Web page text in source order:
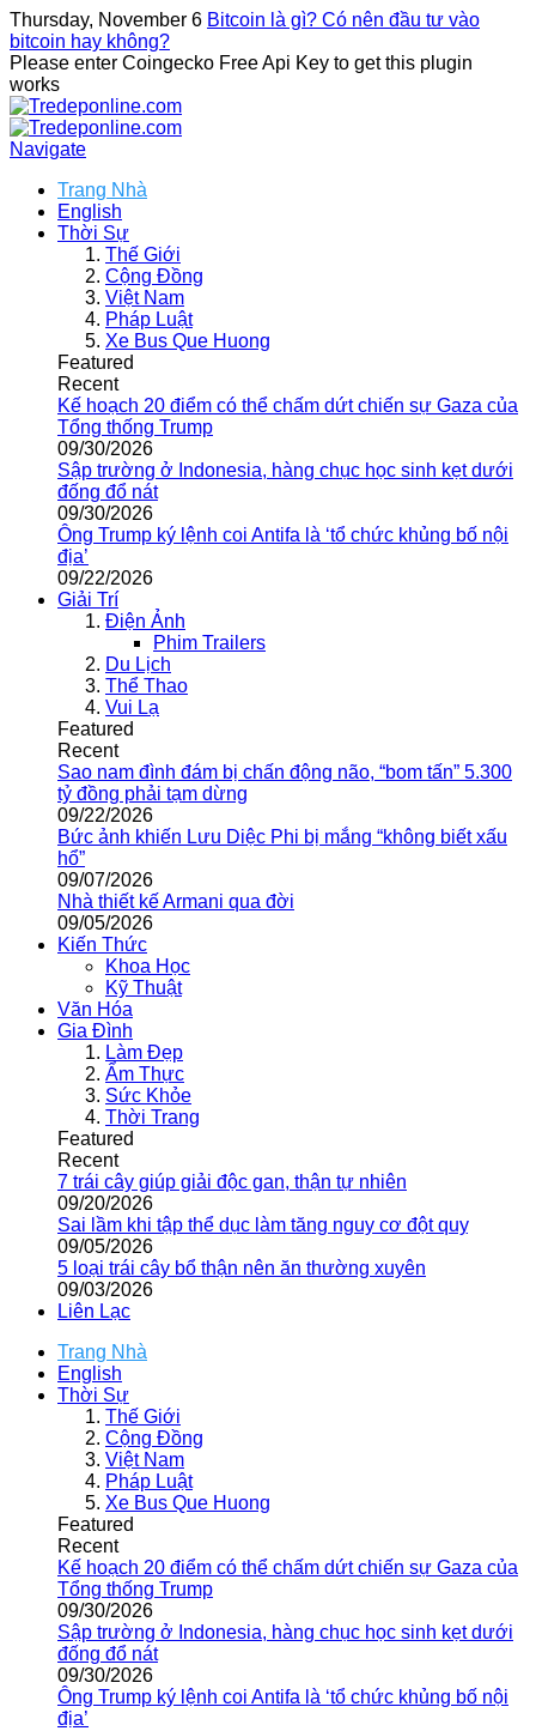
Thursday, November 6 Bitcoin là gì? Có nên đầu tư vào
bitcoin hay không?
Please enter Coingecko Free Api Key to get this plugin
works
Navigate
Trang Nhà
English
Thời Sự
Thế Giới
Cộng Đồng
Việt Nam
Pháp Luật
Xe Bus Que Huong
Featured
Recent
Kế hoạch 20 điểm có thể chấm dứt chiến sự Gaza của
Tổng thống Trump
09/30/2026
Sập trường ở Indonesia, hàng chục học sinh kẹt dưới
đống đổ nát
09/30/2026
Ông Trump ký lệnh coi Antifa là ‘tổ chức khủng bố nội
địa’
09/22/2026
Giải Trí
Điện Ảnh
Phim Trailers
Du Lịch
Thể Thao
Vui Lạ
Featured
Recent
Sao nam đình đám bị chấn động não, “bom tấn” 5.300
tỷ đồng phải tạm dừng
09/22/2026
Bức ảnh khiến Lưu Diệc Phi bị mắng “không biết xấu
hổ”
09/07/2026
Nhà thiết kế Armani qua đời
09/05/2026
Kiến Thức
Khoa Học
Kỹ Thuật
Văn Hóa
Gia Đình
Làm Đẹp
Ẩm Thực
Sức Khỏe
Thời Trang
Featured
Recent
7 trái cây giúp giải độc gan, thận tự nhiên
09/20/2026
Sai lầm khi tập thể dục làm tăng nguy cơ đột quỵ
09/05/2026
5 loại trái cây bổ thận nên ăn thường xuyên
09/03/2026
Liên Lạc
Trang Nhà
English
Thời Sự
Thế Giới
Cộng Đồng
Việt Nam
Pháp Luật
Xe Bus Que Huong
Featured
Recent
Kế hoạch 20 điểm có thể chấm dứt chiến sự Gaza của
Tổng thống Trump
09/30/2026
Sập trường ở Indonesia, hàng chục học sinh kẹt dưới
đống đổ nát
09/30/2026
Ông Trump ký lệnh coi Antifa là ‘tổ chức khủng bố nội
địa’